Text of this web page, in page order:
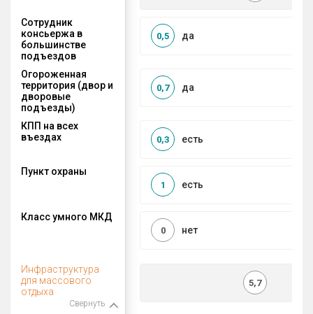
Сотрудник
консьержа в
большинстве
подъездов
да
0,5
Огороженная
территория (двор и
дворовые
подъезды)
да
0,7
КПП на всех
въездах
есть
0,3
Пункт охраны
есть
1
Класс умного МКД
нет
0
Инфраструктура
для массового
отдыха
Свернуть
5,7